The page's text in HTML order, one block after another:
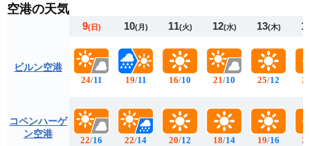
空港の天気
ビルン空港
コペンハーゲ
ン空港
9(日)
24/11
22/16
10(月)
19/11
22/14
11(火)
16/10
20/12
12(水)
21/10
18/14
13(木)
25/12
19/16